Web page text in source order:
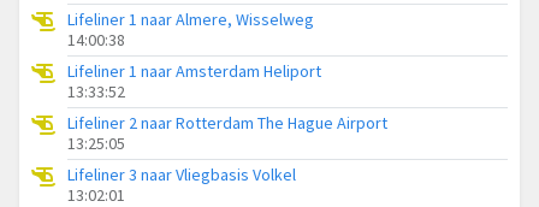
Lifeliner 1 naar Almere, Wisselweg
14:00:38
Lifeliner 1 naar Amsterdam Heliport
13:33:52
Lifeliner 2 naar Rotterdam The Hague Airport
13:25:05
Lifeliner 3 naar Vliegbasis Volkel
13:02:01